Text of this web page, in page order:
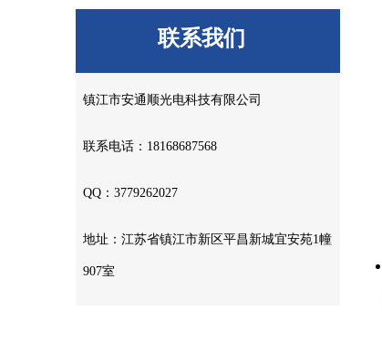
联系我们
镇江市安通顺光电科技有限公司
联系电话：18168687568
QQ：3779262027
地址：江苏省镇江市新区平昌新城宜安苑1幢
907室